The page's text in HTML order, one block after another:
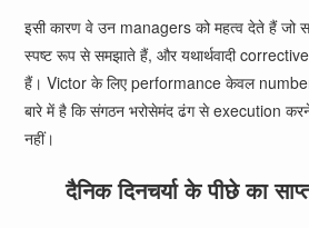
इसी कारण वे उन managers को महत्व देते हैं जो
स्पष्ट रूप से समझाते हैं, और यथार्थवादी
हैं। Victor के लिए performance केवल
बारे में है कि संगठन भरोसेमंद ढंग से execution करने
नहीं।
दैनिक दिनचर्या के पीछे का